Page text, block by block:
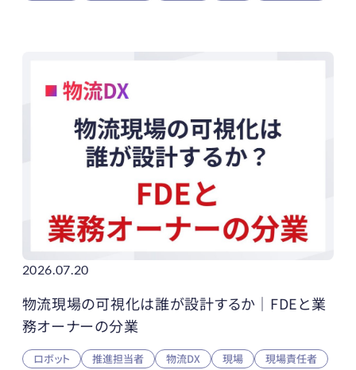
2026.07.20
物流現場の可視化は誰が設計するか｜FDEと業
務オーナーの分業
ロボット 推進担当者 物流DX 現場 現場責任者